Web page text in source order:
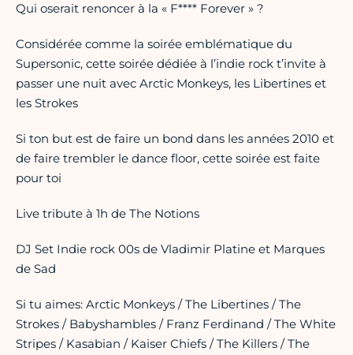
Qui oserait renoncer à la « F**** Forever » ?
Considérée comme la soirée emblématique du
Supersonic, cette soirée dédiée à l’indie rock t’invite à
passer une nuit avec Arctic Monkeys, les Libertines et
les Strokes
Si ton but est de faire un bond dans les années 2010 et
de faire trembler le dance floor, cette soirée est faite
pour toi
Live tribute à 1h de The Notions
DJ Set Indie rock 00s de Vladimir Platine et Marques
de Sad
Si tu aimes: Arctic Monkeys / The Libertines / The
Strokes / Babyshambles / Franz Ferdinand / The White
Stripes / Kasabian / Kaiser Chiefs / The Killers / The